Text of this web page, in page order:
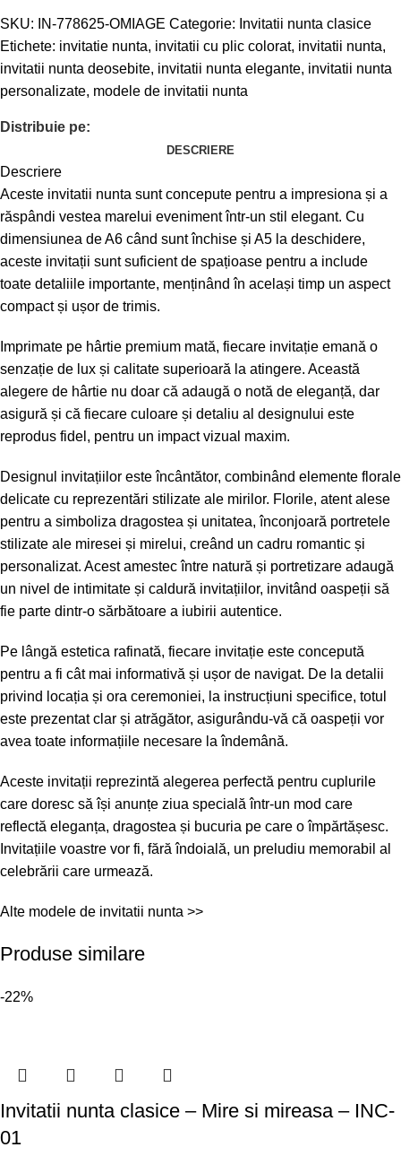
SKU: IN-778625-OMIAGE Categorie: Invitatii nunta clasice
Etichete: invitatie nunta, invitatii cu plic colorat, invitatii nunta,
invitatii nunta deosebite, invitatii nunta elegante, invitatii nunta
personalizate, modele de invitatii nunta
Distribuie pe:
DESCRIERE
Descriere
Aceste invitatii nunta sunt concepute pentru a impresiona și a
răspândi vestea marelui eveniment într-un stil elegant. Cu
dimensiunea de A6 când sunt închise și A5 la deschidere,
aceste invitații sunt suficient de spațioase pentru a include
toate detaliile importante, menținând în același timp un aspect
compact și ușor de trimis.
Imprimate pe hârtie premium mată, fiecare invitație emană o
senzație de lux și calitate superioară la atingere. Această
alegere de hârtie nu doar că adaugă o notă de eleganță, dar
asigură și că fiecare culoare și detaliu al designului este
reprodus fidel, pentru un impact vizual maxim.
Designul invitațiilor este încântător, combinând elemente florale
delicate cu reprezentări stilizate ale mirilor. Florile, atent alese
pentru a simboliza dragostea și unitatea, înconjoară portretele
stilizate ale miresei și mirelui, creând un cadru romantic și
personalizat. Acest amestec între natură și portretizare adaugă
un nivel de intimitate și caldură invitațiilor, invitând oaspeții să
fie parte dintr-o sărbătoare a iubirii autentice.
Pe lângă estetica rafinată, fiecare invitație este concepută
pentru a fi cât mai informativă și ușor de navigat. De la detalii
privind locația și ora ceremoniei, la instrucțiuni specifice, totul
este prezentat clar și atrăgător, asigurându-vă că oaspeții vor
avea toate informațiile necesare la îndemână.
Aceste invitații reprezintă alegerea perfectă pentru cuplurile
care doresc să își anunțe ziua specială într-un mod care
reflectă eleganța, dragostea și bucuria pe care o împărtășesc.
Invitațiile voastre vor fi, fără îndoială, un preludiu memorabil al
celebrării care urmează.
Alte modele de invitatii nunta >>
Produse similare
-22%
Invitatii nunta clasice – Mire si mireasa – INC-
01